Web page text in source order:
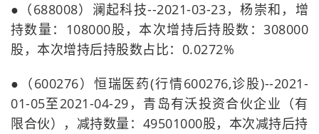
●（688008）澜起科技--2021-03-23，杨崇和，增
持数量：108000股，本次增持后持股数：308000
股，本次增持后持股数占比：0.0272%
●（600276）恒瑞医药(行情600276,诊股)--2021-
01-05至2021-04-29，青岛有沃投资合伙企业（有
限合伙），减持数量：49501000股，本次减持后持